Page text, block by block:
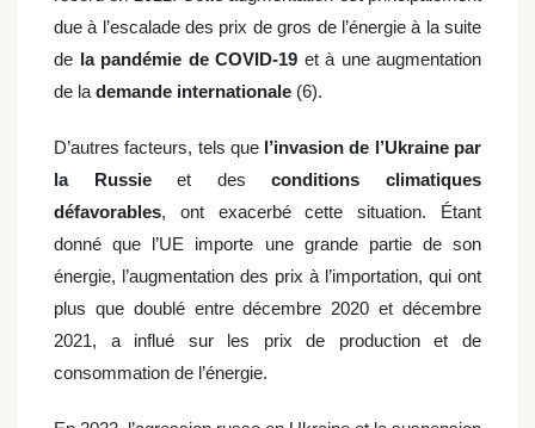
due à l’escalade des prix de gros de l’énergie à la suite
de la pandémie de COVID-19 et à une augmentation
de la demande internationale (6).
D’autres facteurs, tels que l’invasion de l’Ukraine par
la Russieet desconditions climatiques
défavorables, ont exacerbé cette situation. Étant
donné que l’UE importe une grande partie de son
énergie, l’augmentation des prix à l’importation, qui ont
plus que doublé entre décembre 2020 et décembre
2021, a influé sur les prix de production et de
consommation de l’énergie.